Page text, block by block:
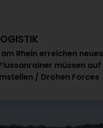
Rhein erreichen neues
müssen auf
/ Drohen Forces